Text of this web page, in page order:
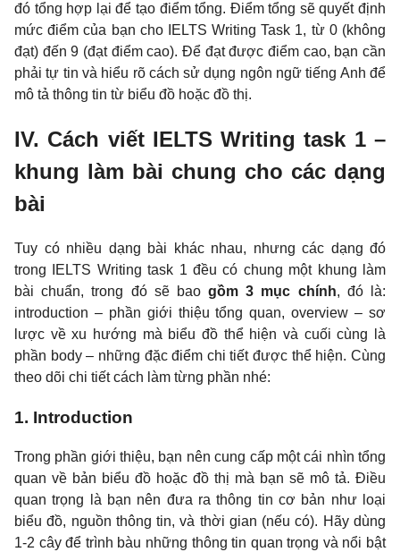
đó tổng hợp lại để tạo điểm tổng. Điểm tổng sẽ quyết định
mức điểm của bạn cho IELTS Writing Task 1, từ 0 (không
đạt) đến 9 (đạt điểm cao). Để đạt được điểm cao, bạn cần
phải tự tin và hiểu rõ cách sử dụng ngôn ngữ tiếng Anh để
mô tả thông tin từ biểu đồ hoặc đồ thị.
IV. Cách viết IELTS Writing task 1 –
khung làm bài chung cho các dạng
bài
Tuy có nhiều dạng bài khác nhau, nhưng các dạng đó
trong IELTS Writing task 1 đều có chung một khung làm
bài chuẩn, trong đó sẽ baogồm 3 mục chính, đó là:
introduction – phần giới thiệu tổng quan, overview – sơ
lược về xu hướng mà biểu đồ thể hiện và cuối cùng là
phần body – những đặc điểm chi tiết được thể hiện. Cùng
theo dõi chi tiết cách làm từng phần nhé:
1. Introduction
Trong phần giới thiệu, bạn nên cung cấp một cái nhìn tổng
quan về bản biểu đồ hoặc đồ thị mà bạn sẽ mô tả. Điều
quan trọng là bạn nên đưa ra thông tin cơ bản như loại
biểu đồ, nguồn thông tin, và thời gian (nếu có). Hãy dùng
1-2 cây để trình bàu những thông tin quan trọng và nổi bật